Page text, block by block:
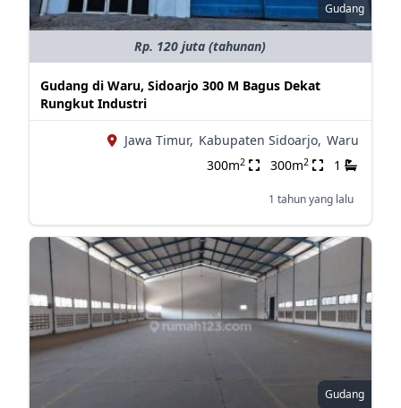
Gudang
Rp. 120 juta (tahunan)
Gudang di Waru, Sidoarjo 300 M Bagus Dekat
Rungkut Industri
Jawa Timur, Kabupaten Sidoarjo, Waru
300m2 300m2 1
1 tahun yang lalu
Gudang